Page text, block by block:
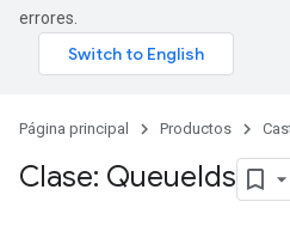
errores.
Página principal Productos
Clase: QueueIds